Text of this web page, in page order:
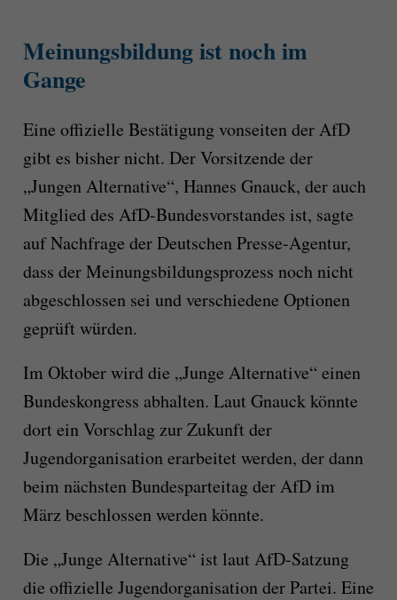
Meinungsbildung ist noch im
Gange
Eine offizielle Bestätigung vonseiten der AfD
gibt es bisher nicht. Der Vorsitzende der
„Jungen Alternative“, Hannes Gnauck, der auch
Mitglied des AfD-Bundesvorstandes ist, sagte
auf Nachfrage der Deutschen Presse-Agentur,
dass der Meinungsbildungsprozess noch nicht
abgeschlossen sei und verschiedene Optionen
geprüft würden.
Im Oktober wird die „Junge Alternative“ einen
Bundeskongress abhalten. Laut Gnauck könnte
dort ein Vorschlag zur Zukunft der
Jugendorganisation erarbeitet werden, der dann
beim nächsten Bundesparteitag der AfD im
März beschlossen werden könnte.
Die „Junge Alternative“ ist laut AfD-Satzung
die offizielle Jugendorganisation der Partei. Eine